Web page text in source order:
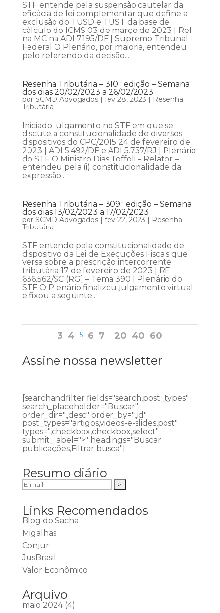
STF entende pela suspensão cautelar da
eficácia de lei complementar que define a
exclusão do TUSD e TUST da base de
cálculo do ICMS 03 de março de 2023 | Ref
na MC na ADI 7.195/DF | Supremo Tribunal
Federal O Plenário, por maioria, entendeu
pelo referendo da decisão...
Resenha Tributária – 310ª edição – Semana
dos dias 20/02/2023 a 26/02/2023
por SCMD Advogados| fev 28, 2023 | Resenha
Tributária
Iniciado julgamento no STF em que se
discute a constitucionalidade de diversos
dispositivos do CPC/2015 24 de fevereiro de
2023 | ADI 5.492/DF e ADI 5.737/RJ | Plenário
do STF O Ministro Dias Toffoli – Relator –
entendeu pela (i) constitucionalidade da
expressão...
Resenha Tributária – 309ª edição – Semana
dos dias 13/02/2023 a 17/02/2023
por SCMD Advogados| fev 22, 2023 | Resenha
Tributária
STF entende pela constitucionalidade de
dispositivo da Lei de Execuções Fiscais que
versa sobre a prescrição intercorrente
tributária 17 de fevereiro de 2023 | RE
636.562/SC (RG) – Tema 390 | Plenário do
STF O Plenário finalizou julgamento virtual
e fixou a seguinte...
3 4 5 6 7 20 40 60
Assine nossa newsletter
[searchandfilter fields="search,post_types"
search_placeholder="Buscar"
order_dir=",,desc" order_by=",,id"
post_types="artigos,videos-e-slides,post"
types=",checkbox,checkbox,select"
submit_label=">" headings="Buscar
publicações,Filtrar busca"]
Resumo diário
Links Recomendados
Blog do Sacha
Migalhas
Conjur
JusBrasil
Valor Econômico
Arquivo
maio 2024(4)